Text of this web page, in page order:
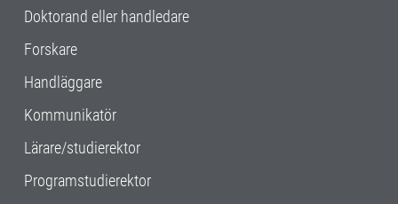
Doktorand eller handledare
Forskare
Handläggare
Kommunikatör
Lärare/studierektor
Programstudierektor